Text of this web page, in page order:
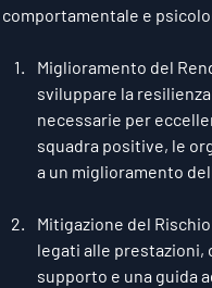
comportamentale e
Miglioramento del
sviluppare la
necessarie per
squadra positive, le
a un miglioramento
Mitigazione del
legati alle
supporto e una guida